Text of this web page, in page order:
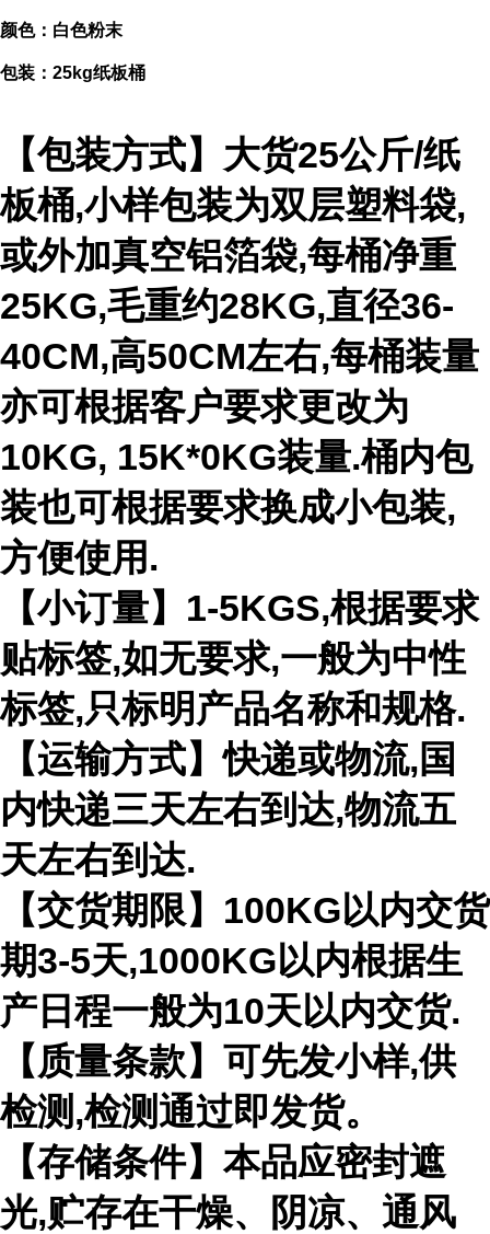
颜色：白色粉末
包装：25kg纸板桶
【包装方式】大货25公斤/纸
板桶,小样包装为双层塑料袋,
或外加真空铝箔袋,每桶净重
25KG,毛重约28KG,直径36-
40CM,高50CM左右,每桶装量
亦可根据客户要求更改为
10KG, 15K*0KG装量.桶内包
装也可根据要求换成小包装,
方便使用.
【小订量】1-5KGS,根据要求
贴标签,如无要求,一般为中性
标签,只标明产品名称和规格.
【运输方式】快递或物流,国
内快递三天左右到达,物流五
天左右到达.
【交货期限】100KG以内交货
期3-5天,1000KG以内根据生
产日程一般为10天以内交货.
【质量条款】可先发小样,供
检测,检测通过即发货。
【存储条件】本品应密封遮
光,贮存在干燥、阴凉、通风